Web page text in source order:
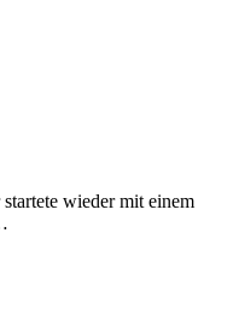
wieder mit einem